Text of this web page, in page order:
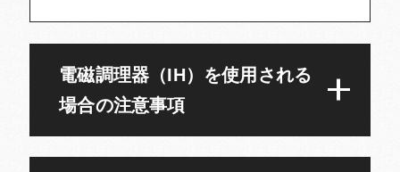
電磁調理器（IH）を使用される
場合の注意事項